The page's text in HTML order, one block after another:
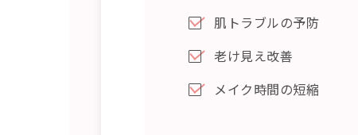
肌トラブルの予防
老け見え改善
メイク時間の短縮